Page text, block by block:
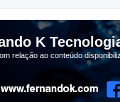
K
relação ao conteúdo